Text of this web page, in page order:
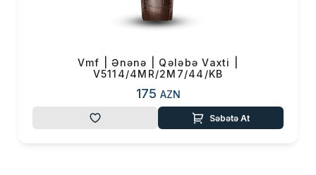
Vmf | Ənənə | Qələbə Vaxti |
V5114/4MR/2M7/44/KB
175 AZN
Səbətə At
Yekun məbləğ 0 ₼
OK